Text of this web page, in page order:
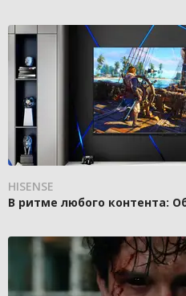
HISENSE
В ритме любого контента: